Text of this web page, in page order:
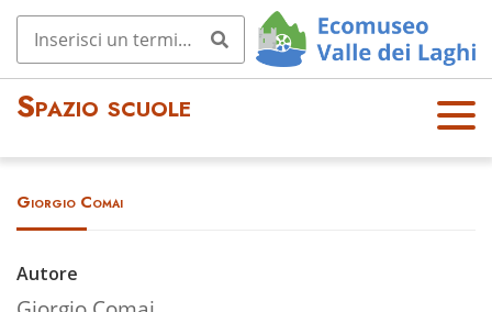
Spazio scuole
OPE
N
Giorgio Comai
Autore